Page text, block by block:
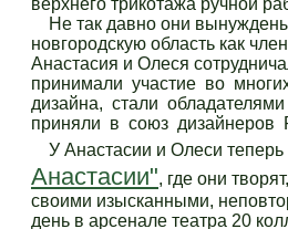
Не так давно они
новгородскую область как
Анастасия и Олеся
принимали участие во
дизайна, стали
приняли в союз дизайнеров
У Анастасии и Олеси теперь
Анастасии", где они
своими изысканными,
день в арсенале театра 20